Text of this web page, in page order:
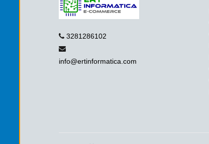
3281286102
info@ertinformatica.com